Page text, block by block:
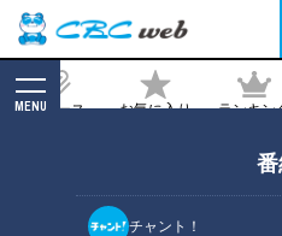
ニュース お気に入り ランキン
MENU
チャント！
閉校の愛知県豊田市